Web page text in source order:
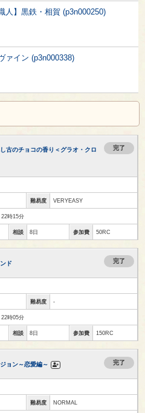
人】黒鉄・相賀 (p3n000250)
ァイン (p3n000338)
古のチョコの香り＜グラオ・クロ
完了
難易度 VERYEASY
22時15分
相談 8日 参加費 50RC
ド 完了
難易度 -
22時05分
相談 8日 参加費 150RC
ョン～恋愛編～ 完了
難易度 NORMAL